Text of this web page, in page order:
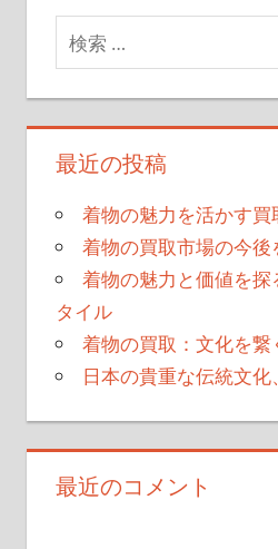
最近の投稿
着物の魅力を活かす買
着物の買取市場の今後
着物の魅力と価値を探
タイル
着物の買取：文化を繋
日本の貴重な伝統文化
最近のコメント